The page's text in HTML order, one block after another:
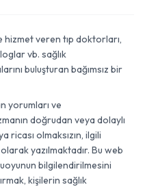
veren tıp doktorları,
vb. sağlık
buluşturan bağımsız bir
yorumları ve
doğrudan veya dolaylı
olmaksızın, ilgili
yazılmaktadır. Bu web
bilgilendirilmesini
kişilerin sağlık